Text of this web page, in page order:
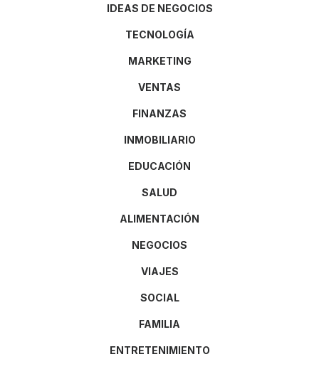
IDEAS DE NEGOCIOS
TECNOLOGÍA
MARKETING
VENTAS
FINANZAS
INMOBILIARIO
EDUCACIÓN
SALUD
ALIMENTACIÓN
NEGOCIOS
VIAJES
SOCIAL
FAMILIA
ENTRETENIMIENTO